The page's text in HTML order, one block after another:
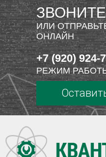
ИЛИ
ОНЛАЙН
+7 (920) 924-
РЕЖИМ